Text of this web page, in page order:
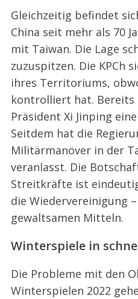
Gleichzeitig befindet
China seit mehr als 70
mit Taiwan. Die Lage
zuzuspitzen. Die KPCh
ihres Territoriums,
kontrolliert hat. Bereits
Präsident Xi Jinping
Seitdem hat die
Militärmanöver in der
veranlasst. Die
Streitkräfte ist
die Wiedervereinigung
gewaltsamen Mitteln.
Winterspiele in
Die Probleme mit den
Winterspielen 2022